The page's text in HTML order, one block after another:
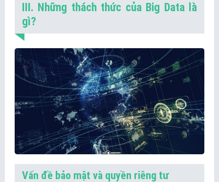
III. Những thách thức của Big Data là
gì?
Vấn đề bảo mật và quyền riêng tư